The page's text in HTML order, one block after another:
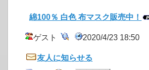
綿100％ 白色 布マスク販売中！
ゲスト 2020/4/23 18:50
友人に知らせる